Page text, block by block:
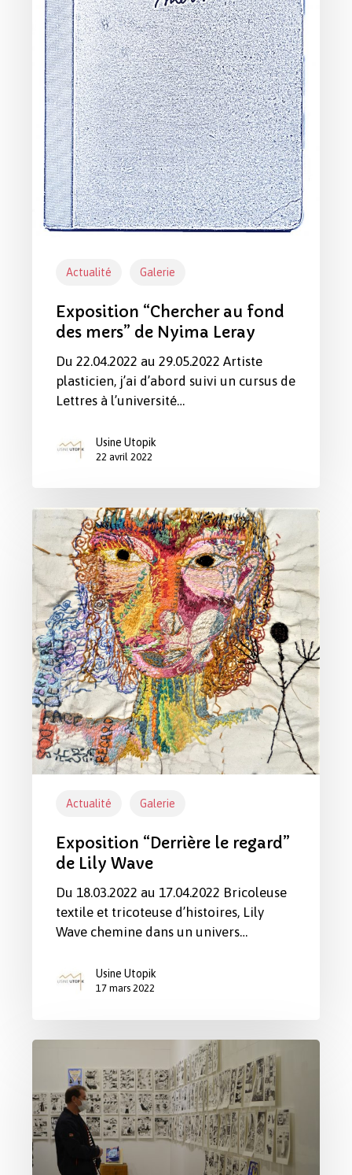
Nyima
Leray
Actualité Galerie
Exposition “Chercher au fond
des mers” de Nyima Leray
Du 22.04.2022 au 29.05.2022 Artiste
plasticien, j’ai d’abord suivi un cursus de
Lettres à l’université…
Usine Utopik
22 avril 2022
Exposition
“Derrière
le
regard”
de
Lily
Wave
Actualité Galerie
Exposition “Derrière le regard”
de Lily Wave
Du 18.03.2022 au 17.04.2022 Bricoleuse
textile et tricoteuse d’histoires, Lily
Wave chemine dans un univers…
Usine Utopik
17 mars 2022
Exposition
“Carte
Blanche”
avec
Coline
Hégron
et